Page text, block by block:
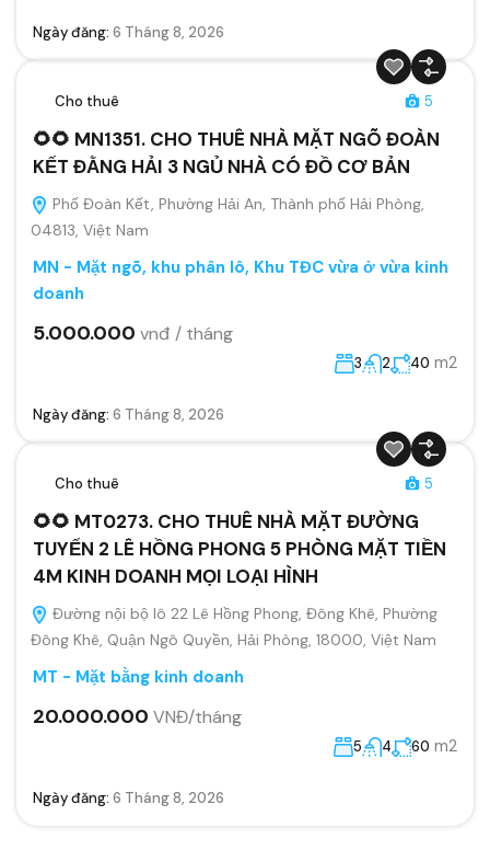
Ngày đăng: 6 Tháng 8, 2026
Cho thuê 5
🌻🌻 MN1351. CHO THUÊ NHÀ MẶT NGÕ ĐOÀN
KẾT ĐẰNG HẢI 3 NGỦ NHÀ CÓ ĐỒ CƠ BẢN
Phố Đoàn Kết, Phường Hải An, Thành phố Hải Phòng,
04813, Việt Nam
MN - Mặt ngõ, khu phân lô, Khu TĐC vừa ở vừa kinh
doanh
5.000.000 vnđ / tháng
3 2 40 m2
Ngày đăng: 6 Tháng 8, 2026
Cho thuê 5
🌻🌻 MT0273. CHO THUÊ NHÀ MẶT ĐƯỜNG
TUYẾN 2 LÊ HỒNG PHONG 5 PHÒNG MẶT TIỀN
4M KINH DOANH MỌI LOẠI HÌNH
Đường nội bộ lô 22 Lê Hồng Phong, Đông Khê, Phường
Đông Khê, Quận Ngô Quyền, Hải Phòng, 18000, Việt Nam
MT - Mặt bằng kinh doanh
20.000.000 VNĐ/tháng
5 4 60 m2
Ngày đăng: 6 Tháng 8, 2026